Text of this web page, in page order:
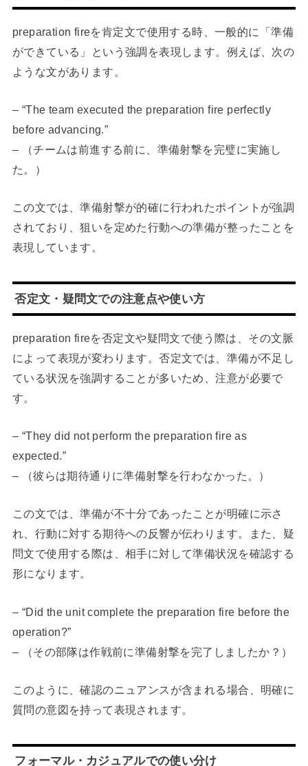
preparation fireを肯定文で使用する時、一般的に「準備
ができている」という強調を表現します。例えば、次の
ような文があります。
– “The team executed the preparation fire perfectly
before advancing.”
– （チームは前進する前に、準備射撃を完璧に実施し
た。）
この文では、準備射撃が的確に行われたポイントが強調
されており、狙いを定めた行動への準備が整ったことを
表現しています。
否定文・疑問文での注意点や使い方
preparation fireを否定文や疑問文で使う際は、その文脈
によって表現が変わります。否定文では、準備が不足し
ている状況を強調することが多いため、注意が必要で
す。
– “They did not perform the preparation fire as
expected.”
– （彼らは期待通りに準備射撃を行わなかった。）
この文では、準備が不十分であったことが明確に示さ
れ、行動に対する期待への反響が伝わります。また、疑
問文で使用する際は、相手に対して準備状況を確認する
形になります。
– “Did the unit complete the preparation fire before the
operation?”
– （その部隊は作戦前に準備射撃を完了しましたか？）
このように、確認のニュアンスが含まれる場合、明確に
質問の意図を持って表現されます。
フォーマル・カジュアルでの使い分け